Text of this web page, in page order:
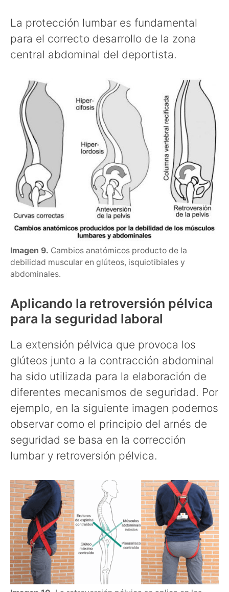
La protección lumbar es fundamental
para el correcto desarrollo de la zona
central abdominal del deportista.
Imagen 9. Cambios anatómicos producto de la
debilidad muscular en glúteos, isquiotibiales y
abdominales.
Aplicando la retroversión pélvica
para la seguridad laboral
La extensión pélvica que provoca los
glúteos junto a la contracción abdominal
ha sido utilizada para la elaboración de
diferentes mecanismos de seguridad. Por
ejemplo, en la siguiente imagen podemos
observar como el principio del arnés de
seguridad se basa en la corrección
lumbar y retroversión pélvica.